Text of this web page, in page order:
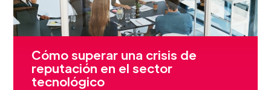
Cómo superar una crisis de
reputación en el sector
tecnológico